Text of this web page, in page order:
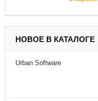
НОВОЕ В КАТАЛОГЕ
Urban Software